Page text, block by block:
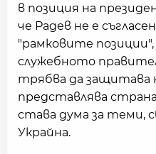
в позиция на
че Радев не е
"рамковите
служебното
трябва да защитава
представлява
става дума за теми,
Украйна.